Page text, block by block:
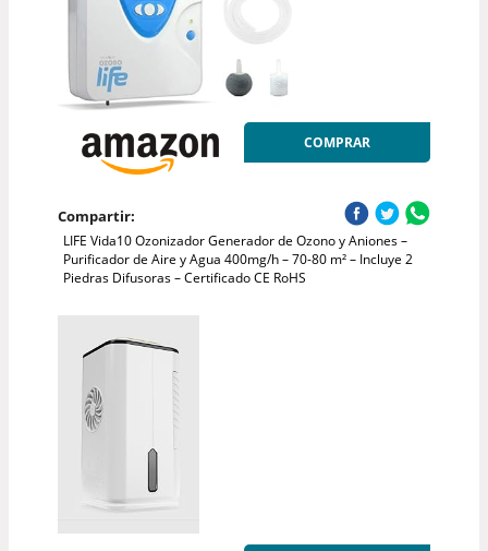
COMPRAR
Compartir:
LIFE Vida10 Ozonizador Generador de Ozono y Aniones –
Purificador de Aire y Agua 400mg/h – 70-80 m² – Incluye 2
Piedras Difusoras – Certificado CE RoHS